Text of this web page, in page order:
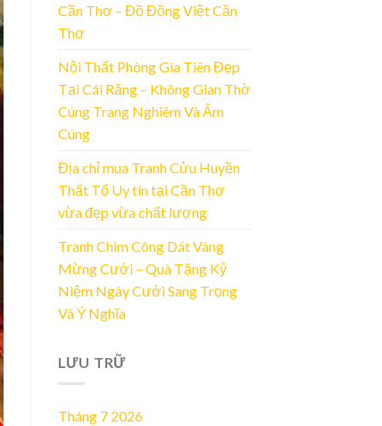
Cần Thơ – Đồ Đồng Việt Cần
Thơ
Nội Thất Phòng Gia Tiên Đẹp
Tại Cái Răng – Không Gian Thờ
Cúng Trang Nghiêm Và Ấm
Cúng
Địa chỉ mua Tranh Cửu Huyền
Thất Tổ Uy tín tại Cần Thơ
vừa đẹp vừa chất lượng
Tranh Chim Công Dát Vàng
Mừng Cưới – Quà Tặng Kỷ
Niệm Ngày Cưới Sang Trọng
Và Ý Nghĩa
LƯU TRỮ
Tháng 7 2026